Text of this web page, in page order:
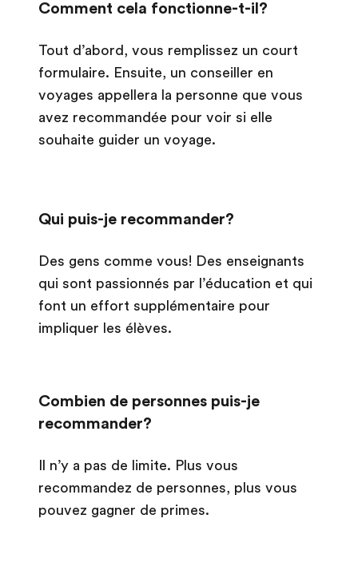
Comment cela fonctionne-t-il?
Tout d’abord, vous remplissez un court
formulaire. Ensuite, un conseiller en
voyages appellera la personne que vous
avez recommandée pour voir si elle
souhaite guider un voyage.
Qui puis-je recommander?
Des gens comme vous! Des enseignants
qui sont passionnés par l’éducation et qui
font un effort supplémentaire pour
impliquer les élèves.
Combien de personnes puis-je
recommander?
Il n’y a pas de limite. Plus vous
recommandez de personnes, plus vous
pouvez gagner de primes.